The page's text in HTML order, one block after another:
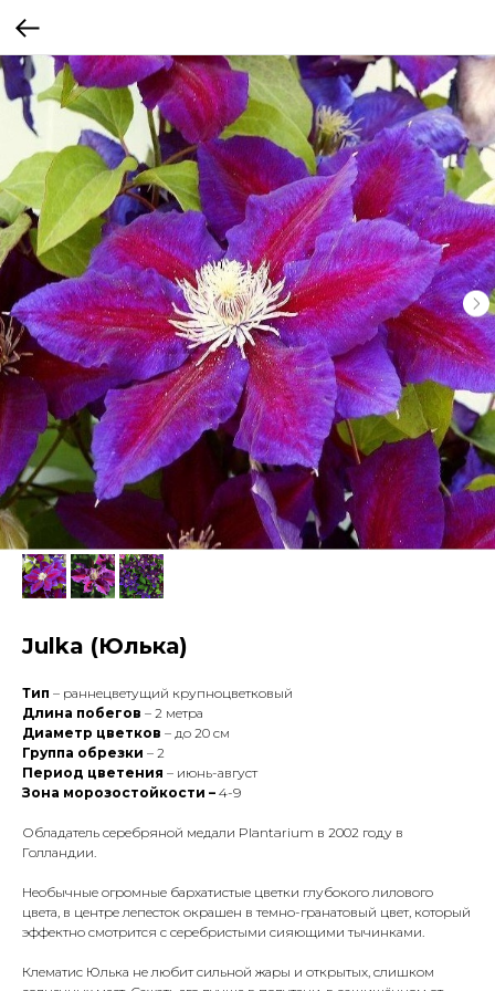
Julka (Юлька)
Тип – раннецветущий крупноцветковый
Длина побегов – 2 метра
Диаметр цветков – до 20 см
Группа обрезки – 2
Период цветения – июнь-август
Зона морозостойкости – 4-9
Обладатель серебряной медали Plantarium в 2002 году в
Голландии.
Необычные огромные бархатистые цветки глубокого лилового
цвета, в центре лепесток окрашен в темно-гранатовый цвет, который
эффектно смотрится с серебристыми сияющими тычинками.
Клематис Юлька не любит сильной жары и открытых, слишком